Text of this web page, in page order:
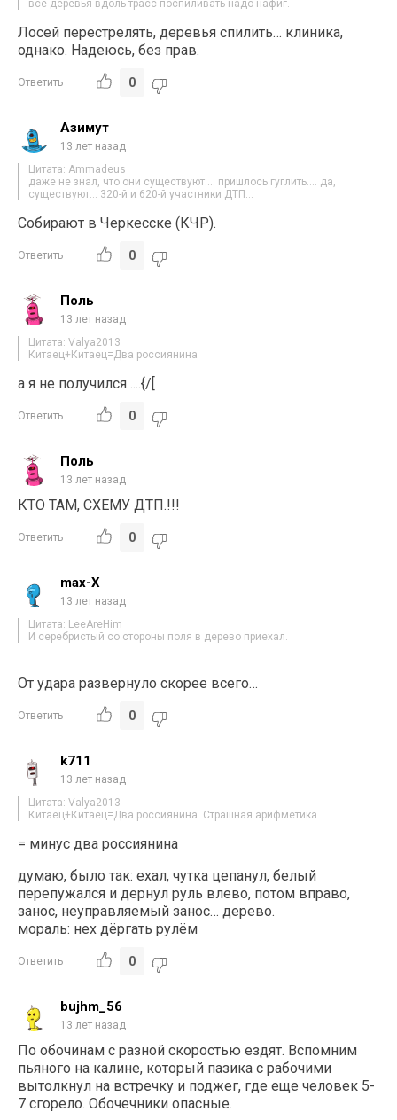
все деревья вдоль трасс поспиливать надо нафиг.
Лосей перестрелять, деревья спилить… клиника,
однако. Надеюсь, без прав.
Ответить 0
Азимут
13 лет назад
Цитата: Ammadeus
даже не знал, что они существуют…. пришлось гуглить…. да,
существуют… 320-й и 620-й участники ДТП…
Собирают в Черкесске (КЧР).
Ответить 0
Поль
13 лет назад
Цитата: Valya2013
Китаец+Китаец=Два россиянина
а я не получился…..{/[
Ответить 0
Поль
13 лет назад
КТО ТАМ, СХЕМУ ДТП.!!!
Ответить 0
max-X
13 лет назад
Цитата: LeeAreHim
И серебристый со стороны поля в дерево приехал.
От удара развернуло скорее всего…
Ответить 0
k711
13 лет назад
Цитата: Valya2013
Китаец+Китаец=Два россиянина. Страшная арифметика
= минус два россиянина
думаю, было так: ехал, чутка цепанул, белый
перепужался и дернул руль влево, потом вправо,
занос, неуправляемый занос… дерево.
мораль: нех дёргать рулём
Ответить 0
bujhm_56
13 лет назад
По обочинам с разной скоростью ездят. Вспомним
пьяного на калине, который пазика с рабочими
вытолкнул на встречку и поджег, где еще человек 5-
7 сгорело. Обочечники опасные.